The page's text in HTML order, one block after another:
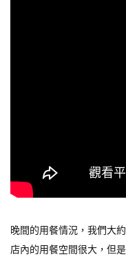
晚間的用餐情況，我們大
店內的用餐空間很大，但